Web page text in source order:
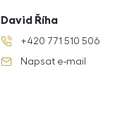
David Říha
telefonní číslo
+420 771 510 506
e-mail
Napsat e-mail